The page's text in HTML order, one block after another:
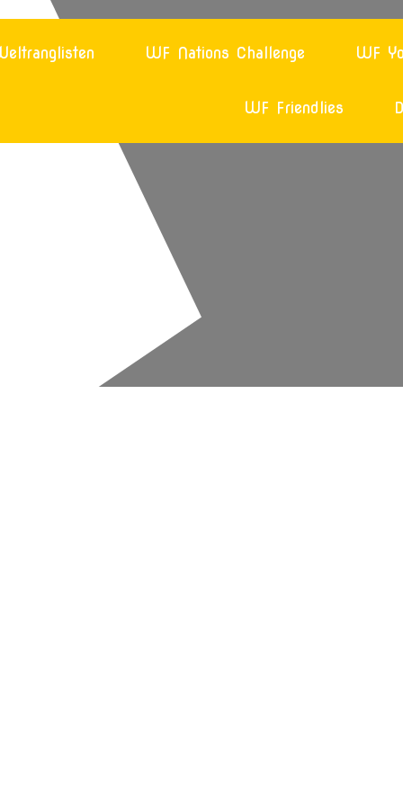
WF Nations Challenge WF
WF Friendlies